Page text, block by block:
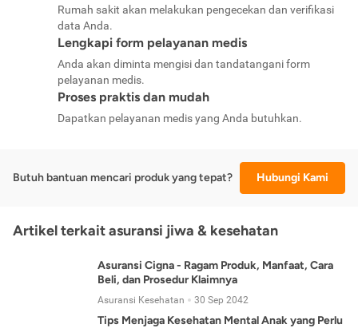
Rumah sakit akan melakukan pengecekan dan verifikasi
data Anda.
Lengkapi form pelayanan medis
Anda akan diminta mengisi dan tandatangani form
pelayanan medis.
Proses praktis dan mudah
Dapatkan pelayanan medis yang Anda butuhkan.
Butuh bantuan mencari produk yang tepat? Hubungi Kami
Artikel terkait asuransi jiwa & kesehatan
Asuransi Cigna - Ragam Produk, Manfaat, Cara
Beli, dan Prosedur Klaimnya
Asuransi Kesehatan 30 Sep 2042
Tips Menjaga Kesehatan Mental Anak yang Perlu